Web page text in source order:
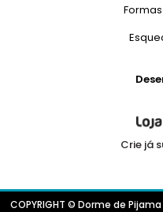
Crie já
COPYRIGHT © Dorme de